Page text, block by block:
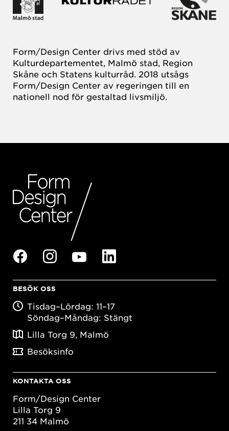
Form/Design Center drivs med stöd av
Kulturdepartementet, Malmö stad, Region
Skåne och Statens kulturråd. 2018 utsågs
Form/Design Center av regeringen till en
nationell nod för gestaltad livsmiljö.
BESÖK OSS
Tisdag–Lördag: 11–17
Söndag–Måndag: Stängt
Lilla Torg 9, Malmö
Besöksinfo
KONTAKTA OSS
Form/Design Center
Lilla Torg 9
211 34 Malmö